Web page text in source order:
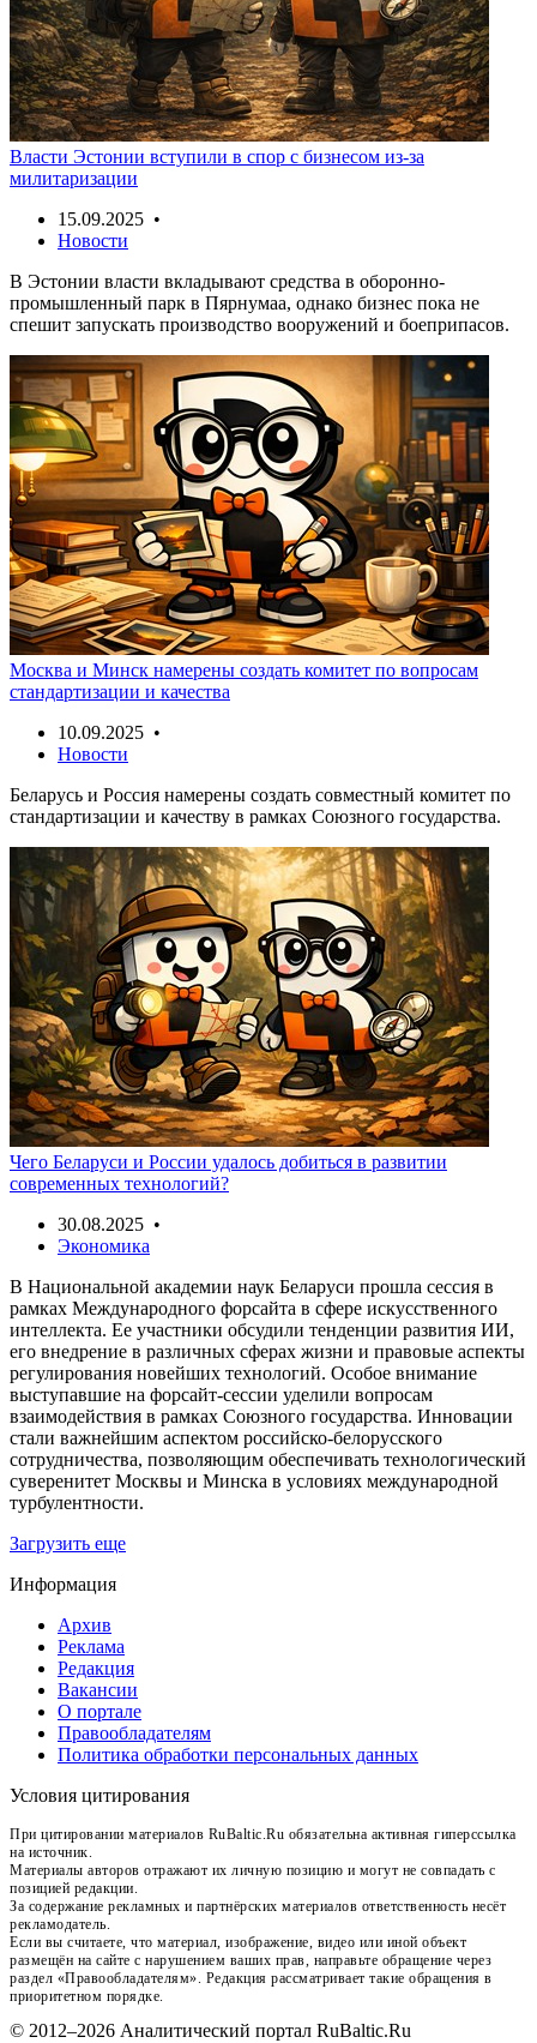
Власти Эстонии вступили в спор с бизнесом из-за
милитаризации
15.09.2025 •
Новости
В Эстонии власти вкладывают средства в оборонно-
промышленный парк в Пярнумаа, однако бизнес пока не
спешит запускать производство вооружений и боеприпасов.
Москва и Минск намерены создать комитет по вопросам
стандартизации и качества
10.09.2025 •
Новости
Беларусь и Россия намерены создать совместный комитет по
стандартизации и качеству в рамках Союзного государства.
Чего Беларуси и России удалось добиться в развитии
современных технологий?
30.08.2025 •
Экономика
В Национальной академии наук Беларуси прошла сессия в
рамках Международного форсайта в сфере искусственного
интеллекта. Ее участники обсудили тенденции развития ИИ,
его внедрение в различных сферах жизни и правовые аспекты
регулирования новейших технологий. Особое внимание
выступавшие на форсайт-сессии уделили вопросам
взаимодействия в рамках Союзного государства. Инновации
стали важнейшим аспектом российско-белорусского
сотрудничества, позволяющим обеспечивать технологический
суверенитет Москвы и Минска в условиях международной
турбулентности.
Загрузить еще
Информация
Архив
Реклама
Редакция
Вакансии
О портале
Правообладателям
Политика обработки персональных данных
Условия цитирования
При цитировании материалов RuBaltic.Ru обязательна активная гиперссылка
на источник.
Материалы авторов отражают их личную позицию и могут не совпадать с
позицией редакции.
За содержание рекламных и партнёрских материалов ответственность несёт
рекламодатель.
Если вы считаете, что материал, изображение, видео или иной объект
размещён на сайте с нарушением ваших прав, направьте обращение через
раздел «Правообладателям». Редакция рассматривает такие обращения в
приоритетном порядке.
© 2012–2026 Аналитический портал RuBaltic.Ru